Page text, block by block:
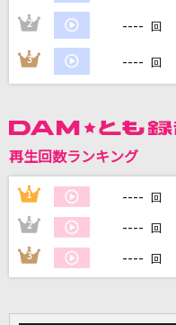
カラオケ
2 ---- 回
3 ---- 回
再生回数ランキング
1 ---- 回
2 ---- 回
3 ---- 回